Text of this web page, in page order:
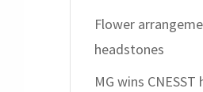
Flower
headstones
MG wins CNESST